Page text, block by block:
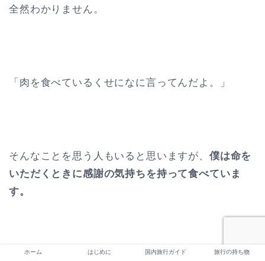
全然わかりません。
「肉を食べているくせになに言ってんだよ。」
そんなことを思う人もいると思いますが、 僕は命を
いただくときに感謝の気持ちを持って食べていま
す。
ホーム はじめに 国内旅行ガイド 旅行の持ち物